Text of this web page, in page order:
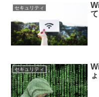
セキュリティ
て
セキュリティ